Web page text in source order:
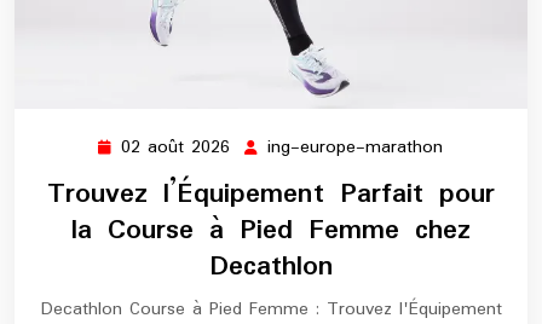
02 août 2026 02
2026
ing-europe-marathon
marathon
Trouvez l’Équipement Parfait pour
la Course à Pied Femme chez
Decathlon
Decathlon Course à Pied Femme : Trouvez l'Équipement